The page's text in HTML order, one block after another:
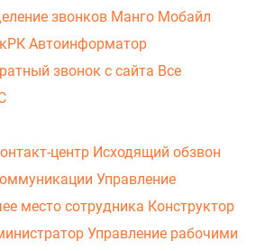
звонков Манго Мобайл
Автоинформатор
звонок с сайта Все
центр Исходящий обзвон
Управление
место сотрудника Конструктор
Управление рабочими